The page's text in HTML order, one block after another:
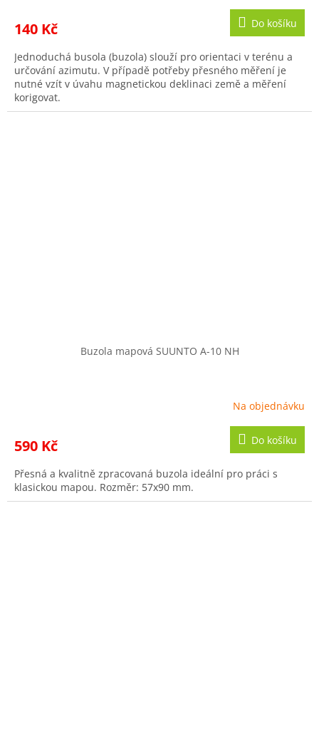
140 Kč Do košíku
Jednoduchá busola (buzola) slouží pro orientaci v terénu a
určování azimutu. V případě potřeby přesného měření je
nutné vzít v úvahu magnetickou deklinaci země a měření
korigovat.
Buzola mapová SUUNTO A-10 NH
Na objednávku
590 Kč Do košíku
Přesná a kvalitně zpracovaná buzola ideální pro práci s
klasickou mapou. Rozměr: 57x90 mm.